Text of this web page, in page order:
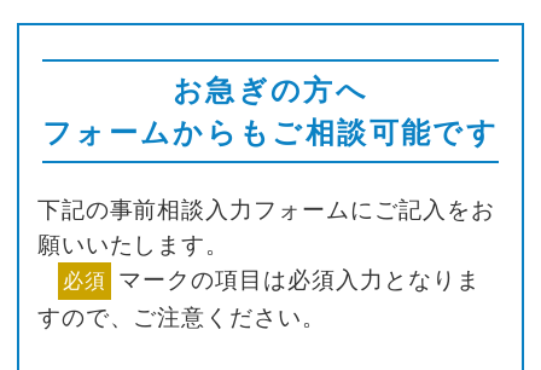
お急ぎの方へ
フォームからもご相談可能です
下記の事前相談入力フォームにご記入をお
願いいたします。
必須 マークの項目は必須入力となりま
すので、ご注意ください。